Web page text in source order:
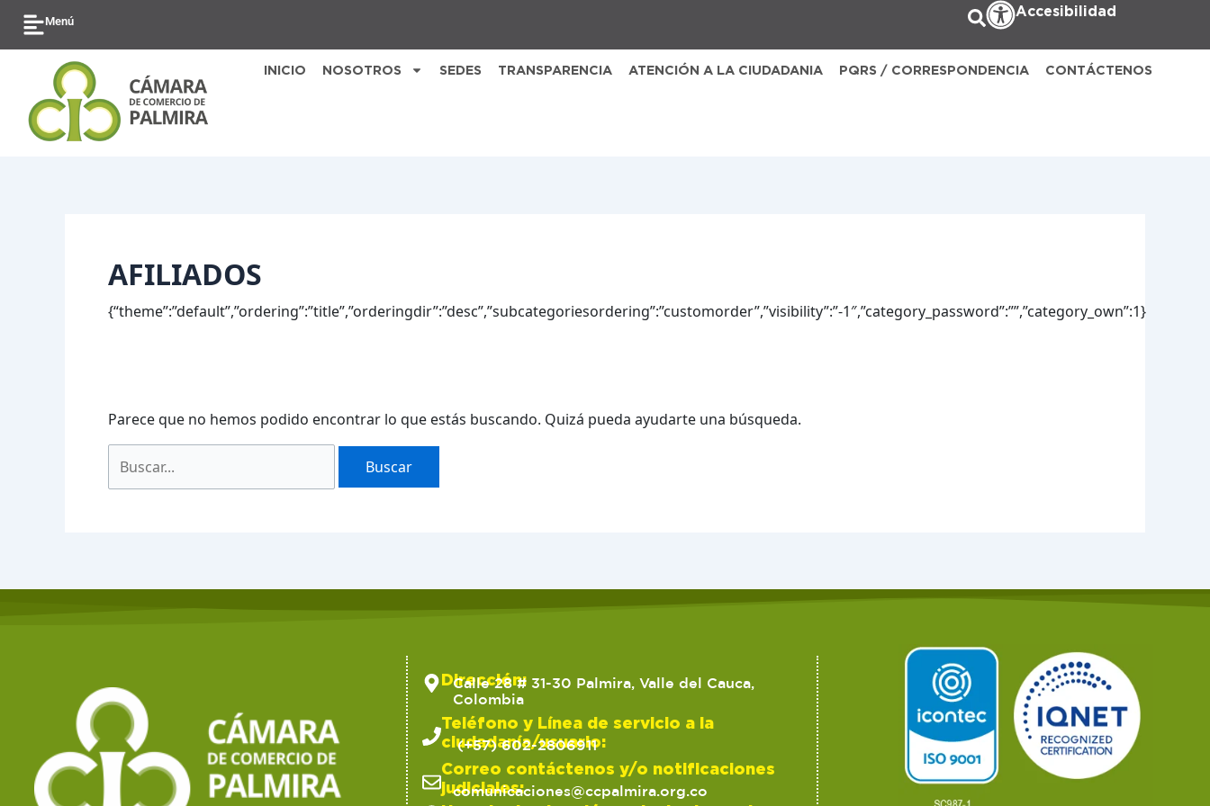
contenido
Menú
Accesibilidad
INICIO NOSOTROS SEDES TRANSPARENCIA ATENCIÓN A LA CIUDADANIA PQRS / CORRESPONDENCIA CONTÁCTENOS
AFILIADOS
{“theme”:”default”,”ordering”:”title”,”orderingdir”:”desc”,”subcategoriesordering”:”customorder”,”visibility”:”-1″,”category_password”:””,”category_own”:1}
Parece que no hemos podido encontrar lo que estás buscando. Quizá pueda ayudarte una búsqueda.
Dirección:
Calle 28 # 31-30 Palmira, Valle del Cauca,
Colombia
Teléfono y Línea de servicio a la
ciudadanía/usuario:
(+57) 602-2806911
Correo contáctenos y/o notificaciones
judiciales:
comunicaciones@ccpalmira.org.co